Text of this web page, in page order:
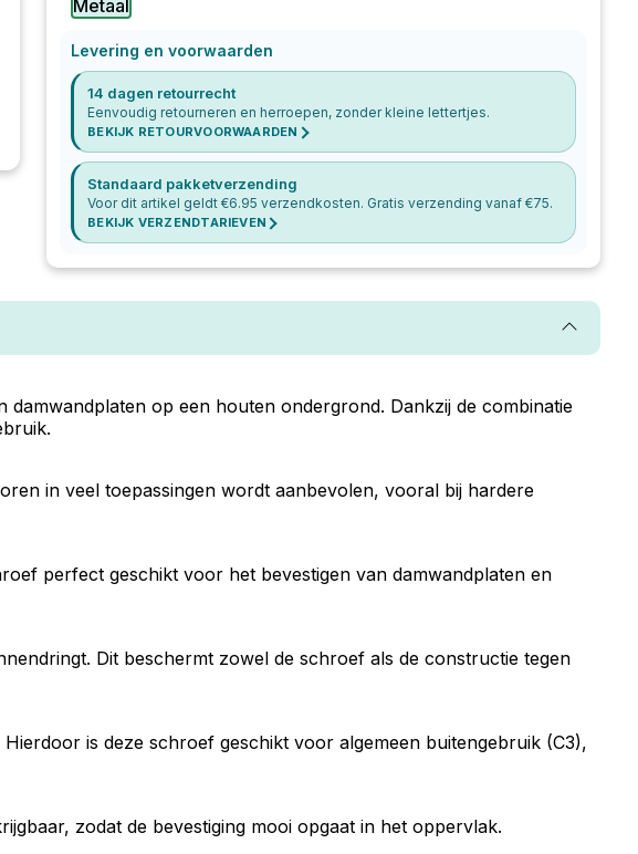
Metaal
Levering en voorwaarden
14 dagen retourrecht
Eenvoudig retourneren en herroepen, zonder kleine lettertjes.
BEKIJK RETOURVOORWAARDEN
Standaard pakketverzending
Voor dit artikel geldt €6.95 verzendkosten. Gratis verzending vanaf €75.
BEKIJK VERZENDTARIEVEN
op een houten ondergrond. Dankzij de combinatie
in veel toepassingen wordt aanbevolen, vooral bij hardere
perfect geschikt voor het bevestigen van damwandplaten en
Dit beschermt zowel de schroef als de constructie tegen
is deze schroef geschikt voor algemeen buitengebruik (C3),
zodat de bevestiging mooi opgaat in het oppervlak.